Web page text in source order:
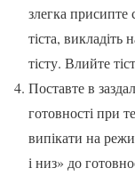
злегка
тіста, викладіть
тісту. Влийте
Поставте в
готовності при
випікати на
і низ» до